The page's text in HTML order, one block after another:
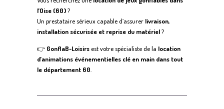
l’Oise (60)?
Un prestataire sérieux capable d’assurer livraison,
installation sécurisée et reprise du matériel?
👉 GonflaB-Loisirsest votre spécialiste de la location
d’animations événementielles clé en main dans tout
le département 60